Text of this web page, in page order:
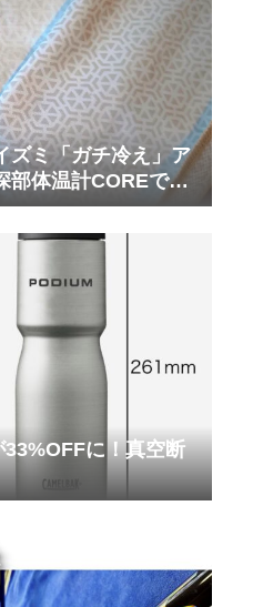
ズミ「ガチ冷え」ア
部体温計COREで測
に！真空断